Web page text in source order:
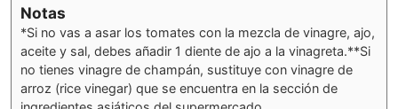
Notas
*Si no vas a asar los tomates con la mezcla de vinagre, ajo,
aceite y sal, debes añadir 1 diente de ajo a la vinagreta.**Si
no tienes vinagre de champán, sustituye con vinagre de
arroz (rice vinegar) que se encuentra en la sección de